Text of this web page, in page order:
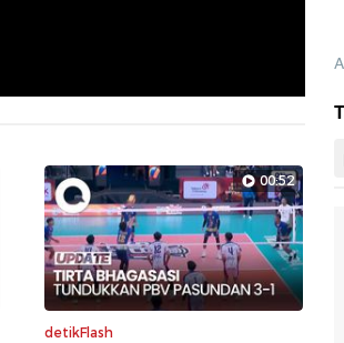
00:52
detikFlash